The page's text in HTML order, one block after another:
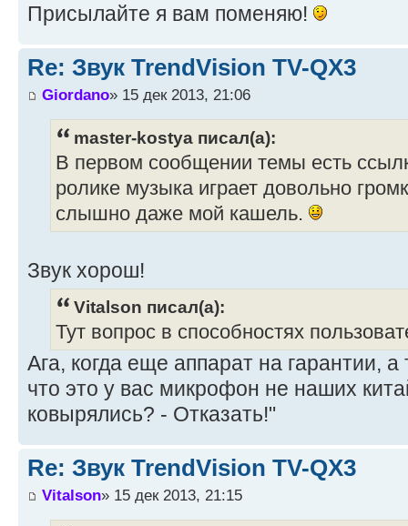
Присылайте я вам поменяю!
Re: Звук TrendVision TV-QX3
Giordano» 15 дек 2013, 21:06
master-kostya писал(а):
В первом сообщении темы есть
ролике музыка играет довольно
слышно даже мой кашель.
Звук хорош!
Vitalson писал(а):
Тут вопрос в способностях
Ага, когда еще аппарат на гарантии, а
что это у вас микрофон не наших
ковырялись? - Отказать!"
Re: Звук TrendVision TV-QX3
Vitalson» 15 дек 2013, 21:15